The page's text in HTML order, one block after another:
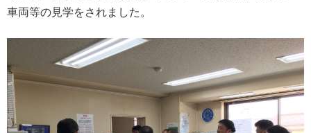
車両等の見学をされました。